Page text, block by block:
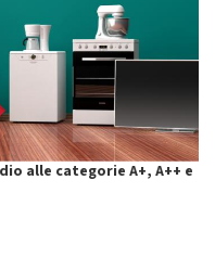
alle categorie A+, A++ e